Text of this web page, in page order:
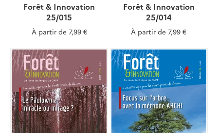
Forêt & Innovation
25/015
À partir de 7,99 €
Forêt & Innovation
25/014
À partir de 7,99 €